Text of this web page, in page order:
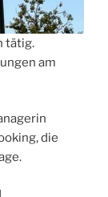
tätig.
am
die